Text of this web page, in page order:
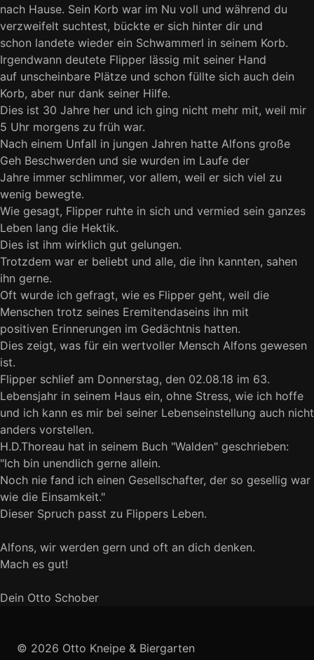
nach Hause. Sein Korb war im Nu voll und während du
verzweifelt suchtest, bückte er sich hinter dir und
schon landete wieder ein Schwammerl in seinem Korb.
Irgendwann deutete Flipper lässig mit seiner Hand
auf unscheinbare Plätze und schon füllte sich auch dein
Korb, aber nur dank seiner Hilfe.
Dies ist 30 Jahre her und ich ging nicht mehr mit, weil mir
5 Uhr morgens zu früh war.
Nach einem Unfall in jungen Jahren hatte Alfons große
Geh Beschwerden und sie wurden im Laufe der
Jahre immer schlimmer, vor allem, weil er sich viel zu
wenig bewegte.
Wie gesagt, Flipper ruhte in sich und vermied sein ganzes
Leben lang die Hektik.
Dies ist ihm wirklich gut gelungen.
Trotzdem war er beliebt und alle, die ihn kannten, sahen
ihn gerne.
Oft wurde ich gefragt, wie es Flipper geht, weil die
Menschen trotz seines Eremitendaseins ihn mit
positiven Erinnerungen im Gedächtnis hatten.
Dies zeigt, was für ein wertvoller Mensch Alfons gewesen
ist.
Flipper schlief am Donnerstag, den 02.08.18 im 63.
Lebensjahr in seinem Haus ein, ohne Stress, wie ich hoffe
und ich kann es mir bei seiner Lebenseinstellung auch nicht
anders vorstellen.
H.D.Thoreau hat in seinem Buch "Walden" geschrieben:
"Ich bin unendlich gerne allein.
Noch nie fand ich einen Gesellschafter, der so gesellig war
wie die Einsamkeit."
Dieser Spruch passt zu Flippers Leben.
Alfons, wir werden gern und oft an dich denken.
Mach es gut!
Dein Otto Schober
© 2026 Otto Kneipe & Biergarten